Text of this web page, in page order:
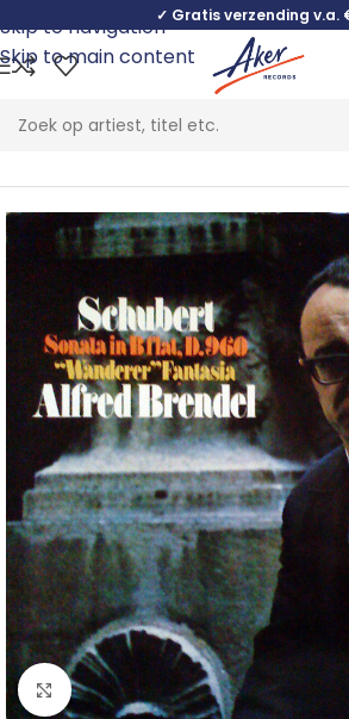
Skip to navigation
Skip to main content
✓ Gratis verzending v.a.
Home Classical
Click to enlarge